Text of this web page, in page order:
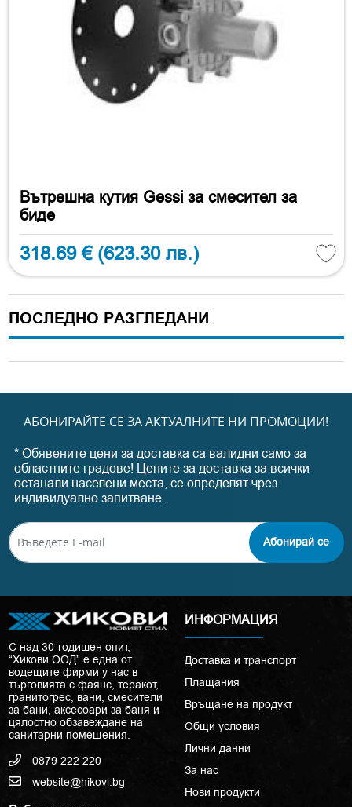
Вътрешна кутия Gessi за смесител за
биде
318.69 € (623.30 лв.)
ПОСЛЕДНО РАЗГЛЕДАНИ
АБОНИРАЙТЕ СЕ ЗА АКТУАЛНИТЕ НИ ПРОМОЦИИ!
* Обявените цени за доставка са валидни само за
областните градове! Цените за доставка за всички
останали населени места, се определят чрез
индивидуално запитване.
Абонирай се
С над 30-годишен опит,
“Хикови ООД” е една от
водещите фирми у нас в
търговията с фаянс, теракот,
гранитогрес, вани, смесители
за бани, аксесоари за баня и
цялостно обзавеждане на
санитарни помещения.
0879 222 220
website@hikovi.bg
ИНФОРМАЦИЯ
Доставка и транспорт
Плащания
Връщане на продукт
Общи условия
Лични данни
За нас
Нови продукти